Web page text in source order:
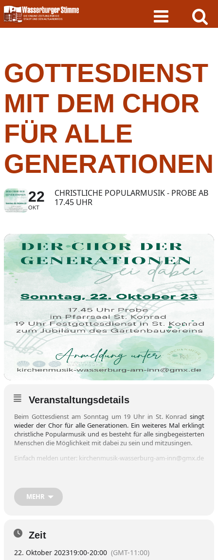
Skip
to
content
GOTTESDIENST
MIT DEM CHOR
FÜR ALLE
GENERATIONEN
22
OKT
CHRISTLICHE POPULARMUSIK - PROBE AB
17.45 UHR
Veranstaltungsdetails
Beim Gottesdienst am Sonntag um 19 Uhr in St. Konrad singt
wieder der Chor für alle Generationen. Ein weiteres Mal erklingt
christliche Popularmusik und es besteht für alle singbegeisterten
Menschen die Möglichkeit mit dabei zu sein und mitzusingen.
Einfach melden unter: kirchenmusik-wasserburg-am-inn@gmx.de
MEHR
Zeit
22. Oktober 202319:00-20:00 (GMT-11:00)